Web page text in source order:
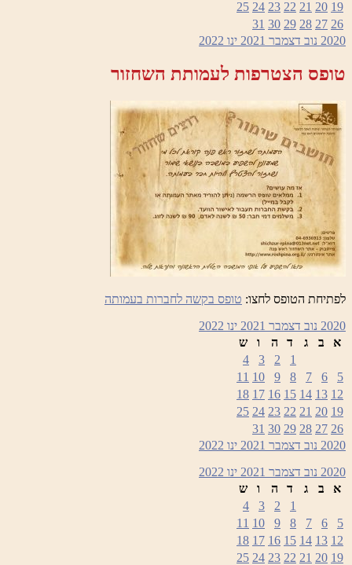
19
20
21
22
23
24
25
26
27
28
29
30
31
2020 נוב דצמבר 2021 ינו 2022
טופס הצטרפות לעמותת השחזור
לפתיחת הטופס לחצו: טופס בקשה לחברות בעמותה
2020 נוב דצמבר 2021 ינו 2022
א
ב ג ד ה ו
ש
1
2
3
4
5
6
7
8
9
10
11
12
13
14
15
16
17
18
19
20
21
22
23
24
25
26
27
28
29
30
31
2020 נוב דצמבר 2021 ינו 2022
2020 נוב דצמבר 2021 ינו 2022
א
ב ג ד ה ו
ש
1
2
3
4
5
6
7
8
9
10
11
12
13
14
15
16
17
18
19
20
21
22
23
24
25